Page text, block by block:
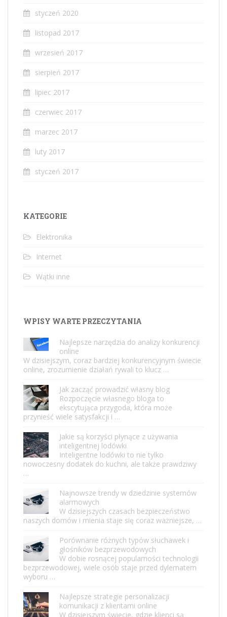
styczeń 2020
listopad 2017
wrzesień 2017
sierpień 2017
lipiec 2017
czerwiec 2017
marzec 2017
luty 2017
styczeń 2017
KATEGORIE
Elektronika
Internet
Wątki inne
WPISY WARTE PRZECZYTANIA
Najlepsze narzędzia do analizy konkurencji
online
W dzisiejszym, coraz bardziej konkurencyjnym świecie
online, zrozumienie działań rywali to klucz …
Jak zacząć prowadzić własny blog
Rozpoczęcie własnego bloga to
ekscytująca przygoda, która może
przynieść wiele satysfakcji i …
Jakie są korzyści płynące z używania
inteligentnej lodówki
Inteligentne lodówki to nie tylko
nowoczesny dodatek do kuchni, ale także prawdziwy
…
Najnowsze trendy w dziedzinie systemów
alarmowych
W dzisiejszych czasach bezpieczeństwo
naszych domów i mienia staje się coraz ważniejsze, …
Porównanie różnych typów słuchawek i
głośników bezprzewodowych
W dobie rosnącej popularności technologii
bezprzewodowej, wiele osób staje przed dylematem
wyboru …
Najlepsze strategie personalizacji
komunikacji z klientami online
W dzisiejszym świecie, gdzie klienci są